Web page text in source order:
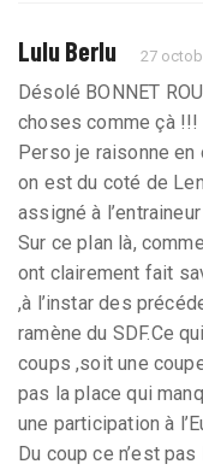
Lulu Berlu 27
Désolé BONNET
choses comme çà !!!
Perso je raisonne
on est du coté de
assigné à
Sur ce plan là,
ont clairement fait
,à l’instar des
ramène du SDF.Ce
coups ,soit une
pas la place qui
une participation à
Du coup ce n’est